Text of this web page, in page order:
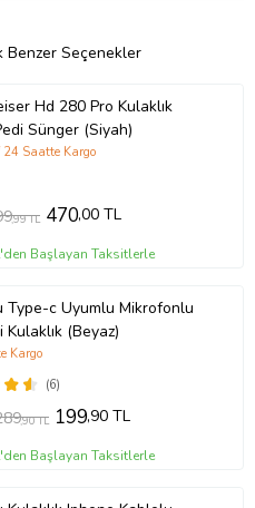
Benzer Seçenekler
Hd 280 Pro Kulaklık
Sünger (Siyah)
24 Saatte Kargo
,99 TL 470,00 TL
Başlayan Taksitlerle
Type-c Uyumlu Mikrofonlu
Kulaklık (Beyaz)
(6)
Kargo
,90 TL 199,90 TL
Başlayan Taksitlerle